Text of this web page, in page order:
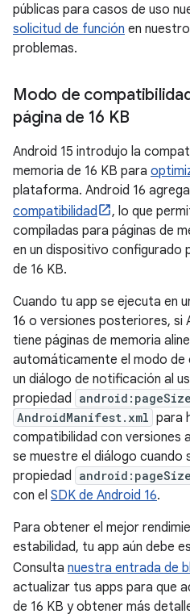
públicas para casos de uso
solicitud de función en
problemas.
Modo de
página de 16 KB
Android 15 introdujo la
memoria de 16 KB para
plataforma. Android 16
compatibilidad
, lo que
compiladas para páginas de
en un dispositivo configurado
de 16 KB.
Cuando tu app se ejecuta en
16 o versiones posteriores,
tiene páginas de memoria
automáticamente el modo de
un diálogo de notificación al
propiedad
AndroidManifest.xml para
compatibilidad con versiones
se muestre el diálogo cuando
propiedad
con el SDK de Android 16.
Para obtener el mejor
estabilidad, tu app aún debe
Consulta nuestra entrada de
actualizar tus apps para que
de 16 KB y obtener más